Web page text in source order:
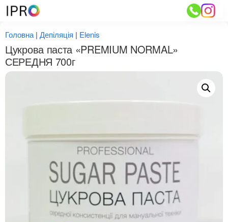
Перейти
до
Головна | Депіляція | Elenis
Цукрова паста «PREMIUM NORMAL»
СЕРЕДНЯ 700г